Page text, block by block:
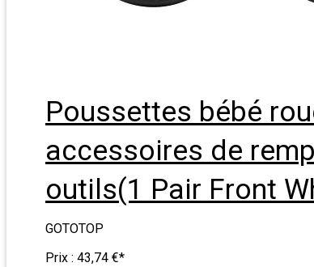
Poussettes bébé
accessoires de
outils(1 Pair Front
GOTOTOP
Prix : 43,74 €*